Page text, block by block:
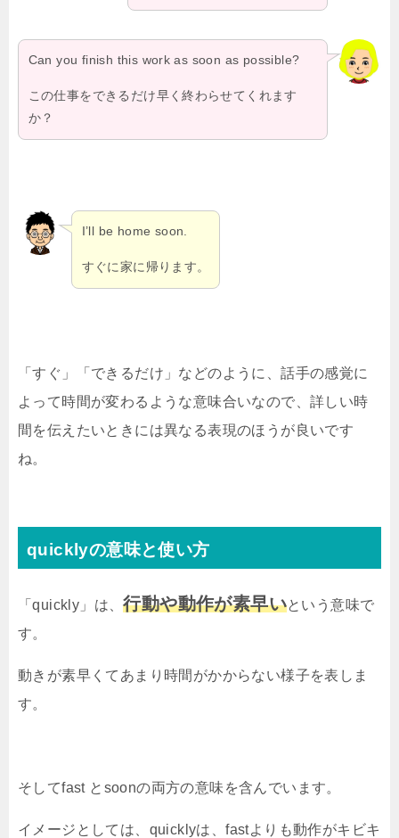
Can you finish this work as soon as possible?
この仕事をできるだけ早く終わらせてくれます
か？
I’ll be home soon.
すぐに家に帰ります。
「すぐ」「できるだけ」などのように、話手の感覚に
よって時間が変わるような意味合いなので、詳しい時
間を伝えたいときには異なる表現のほうが良いです
ね。
quicklyの意味と使い方
「quickly」は、行動や動作が素早いという意味で
す。
動きが素早くてあまり時間がかからない様子を表しま
す。
そしてfast とsoonの両方の意味を含んでいます。
イメージとしては、quicklyは、fastよりも動作がキビキ